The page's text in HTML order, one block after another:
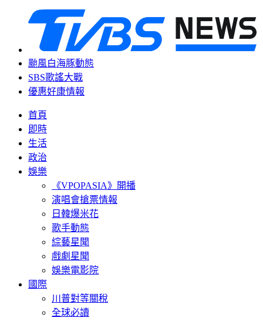
颱風白海豚動態
SBS歌謠大戰
優惠好康情報
首頁
即時
生活
政治
娛樂
《VPOPASIA》開播
演唱會搶票情報
日韓爆米花
歌手動態
綜藝星聞
戲劇星聞
娛樂電影院
國際
川普對等關稅
全球必讀